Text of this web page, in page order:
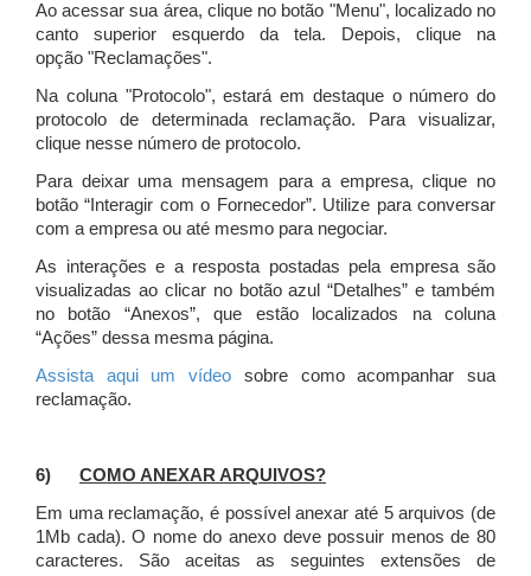
Ao acessar sua área, clique no botão "Menu", localizado no
canto superior esquerdo da tela. Depois, clique na
opção "Reclamações".
Na coluna "Protocolo", estará em destaque o número do
protocolo de determinada reclamação. Para visualizar,
clique nesse número de protocolo.
Para deixar uma mensagem para a empresa, clique no
botão “Interagir com o Fornecedor”. Utilize para conversar
com a empresa ou até mesmo para negociar.
As interações e a resposta postadas pela empresa são
visualizadas ao clicar no botão azul “Detalhes” e também
no botão “Anexos”, que estão localizados na coluna
“Ações” dessa mesma página.
Assista aqui um vídeo sobre como acompanhar sua
reclamação.
6) COMO ANEXAR ARQUIVOS?
Em uma reclamação, é possível anexar até 5 arquivos (de
1Mb cada). O nome do anexo deve possuir menos de 80
caracteres. São aceitas as seguintes extensões de